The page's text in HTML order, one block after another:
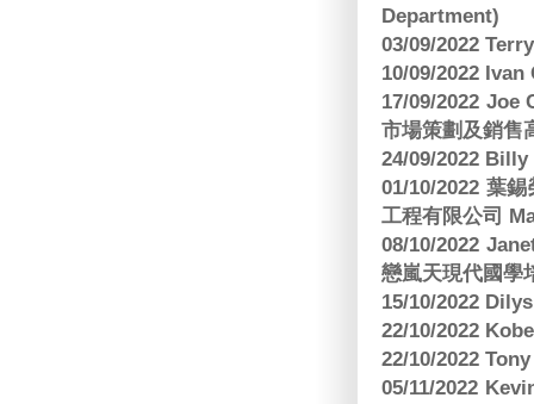
Department)
03/09/2022
10/09/2022
17/09/2022
市場策劃及銷售
24/09/2022
01/10/2022 葉
工程有限公司
08/10/2022
戀嵐天現代國學
15/10/2022
22/10/2022
22/10/2022
05/11/2022